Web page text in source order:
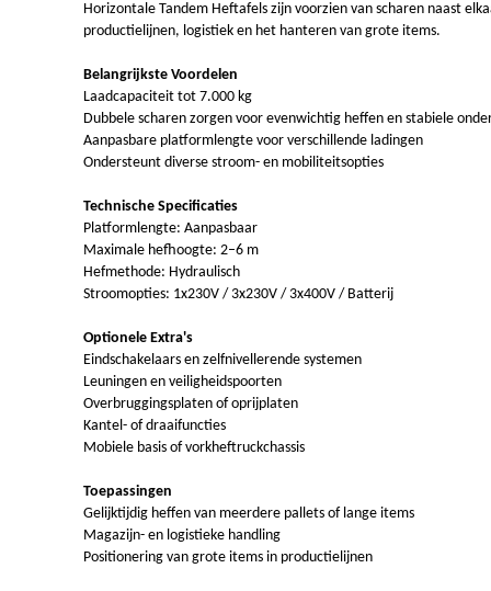
Horizontale Tandem Heftafels zijn voorzien van scharen naast
productielijnen, logistiek en het hanteren van grote items.
Belangrijkste Voordelen
Laadcapaciteit tot 7.000 kg
Dubbele scharen zorgen voor evenwichtig heffen en stabiele
Aanpasbare platformlengte voor verschillende ladingen
Ondersteunt diverse stroom- en mobiliteitsopties
Technische Specificaties
Platformlengte: Aanpasbaar
Maximale hefhoogte: 2–6 m
Hefmethode: Hydraulisch
Stroomopties: 1x230V / 3x230V / 3x400V / Batterij
Optionele Extra's
Eindschakelaars en zelfnivellerende systemen
Leuningen en veiligheidspoorten
Overbruggingsplaten of oprijplaten
Kantel- of draaifuncties
Mobiele basis of vorkheftruckchassis
Toepassingen
Gelijktijdig heffen van meerdere pallets of lange items
Magazijn- en logistieke handling
Positionering van grote items in productielijnen